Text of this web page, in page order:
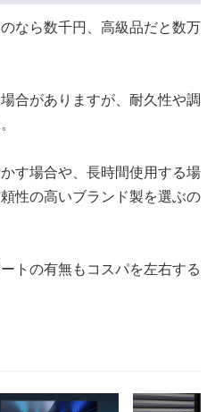
なら数千円、高級品だと数万
合がありますが、耐久性や調
す場合や、長時間使用する場
性の高いブランド製を選ぶの
トの有無もコスパを左右する